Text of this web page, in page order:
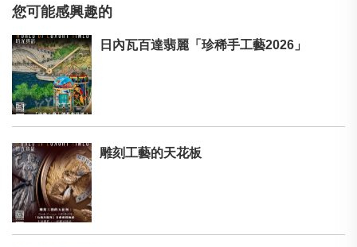
您可能感興趣的
日內瓦百達翡麗「珍稀手工藝2026」
雕刻工藝的天花板